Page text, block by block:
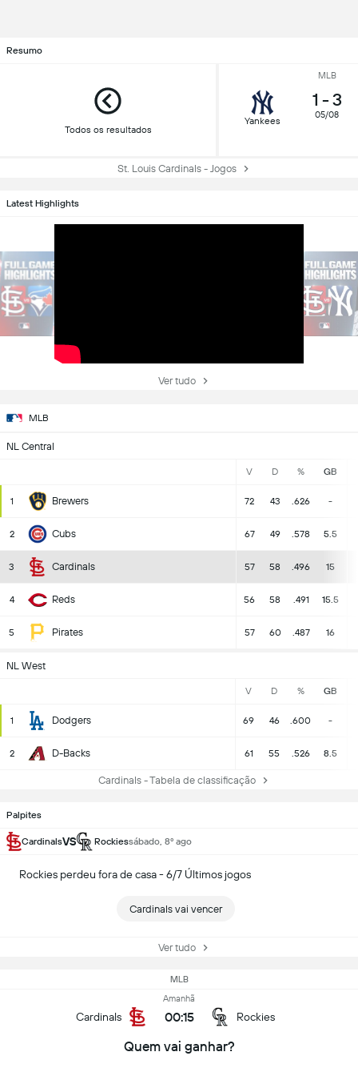
Resumo
Todos os resultados
MLB
Yankees
1 - 3
05/08
St. Louis Cardinals - Jogos
MLB
NL Central
V D % GB
1 Brewers 72 43 .626 -
2 Cubs 67 49 .578 5.5
3 Cardinals 57 58 .496 15
4 Reds 56 58 .491 15.5
5 Pirates 57 60 .487 16
NL West
V D % GB
1 Dodgers 69 46 .600 -
2 D-Backs 61 55 .526 8.5
Cardinals - Tabela de classificação
Latest Highlights
Ver tudo
Palpites
CardinalsVS Rockiessábado, 8º ago
Rockies perdeu fora de casa - 6/7 Últimos jogos
Cardinals vai vencer
Ver tudo
MLB
Cardinals
Amanhã
00:15 Rockies
Quem vai ganhar?